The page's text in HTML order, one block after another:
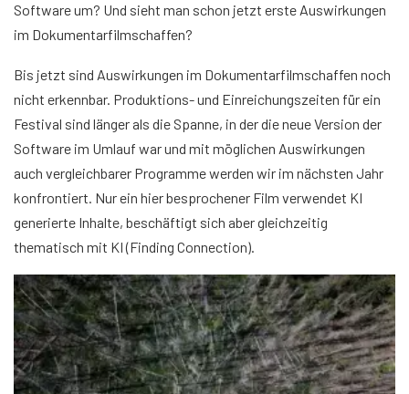
Software um? Und sieht man schon jetzt erste Auswirkungen
im Dokumentarfilmschaffen?
Bis jetzt sind Auswirkungen im Dokumentarfilmschaffen noch
nicht erkennbar. Produktions- und Einreichungszeiten für ein
Festival sind länger als die Spanne, in der die neue Version der
Software im Umlauf war und mit möglichen Auswirkungen
auch vergleichbarer Programme werden wir im nächsten Jahr
konfrontiert. Nur ein hier besprochener Film verwendet KI
generierte Inhalte, beschäftigt sich aber gleichzeitig
thematisch mit KI (Finding Connection).